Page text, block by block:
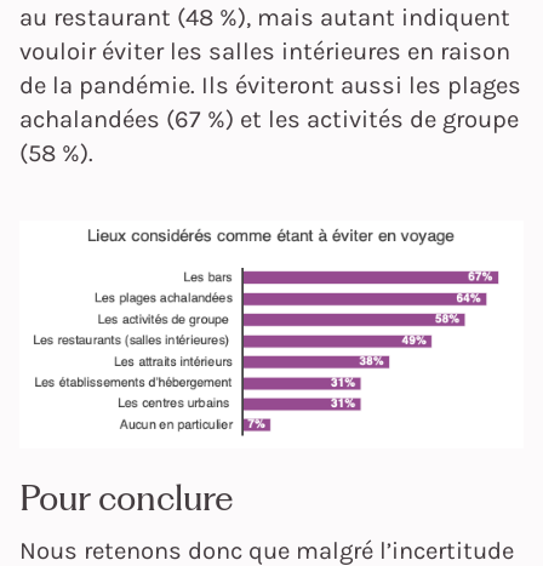
au restaurant (48 %), mais autant indiquent
vouloir éviter les salles intérieures en raison
de la pandémie. Ils éviteront aussi les plages
achalandées (67 %) et les activités de groupe
(58 %).
Pour conclure
Nous retenons donc que malgré l’incertitude